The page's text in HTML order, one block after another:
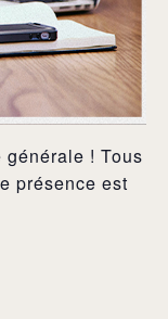
générale ! Tous
présence est